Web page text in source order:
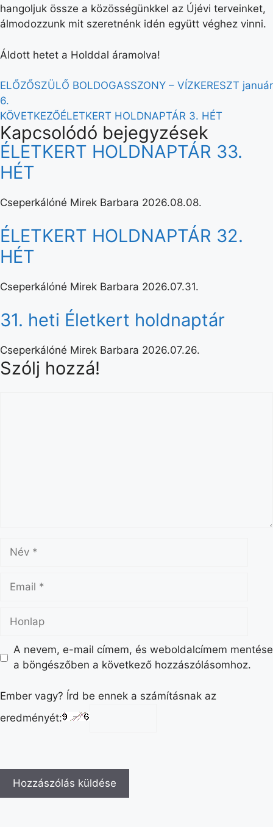
hangoljuk össze a közösségünkkel az Újévi terveinket,
álmodozzunk mit szeretnénk idén együtt véghez vinni.
Áldott hetet a Holddal áramolva!
ELŐZŐSZÜLŐ BOLDOGASSZONY – VÍZKERESZT január
6.
KÖVETKEZŐÉLETKERT HOLDNAPTÁR 3. HÉT
Kapcsolódó bejegyzések
ÉLETKERT HOLDNAPTÁR 33.
HÉT
Cseperkálóné Mirek Barbara 2026.08.08.
ÉLETKERT HOLDNAPTÁR 32.
HÉT
Cseperkálóné Mirek Barbara 2026.07.31.
31. heti Életkert holdnaptár
Cseperkálóné Mirek Barbara 2026.07.26.
Szólj hozzá!
A nevem, e-mail címem, és weboldalcímem mentése
a böngészőben a következő hozzászólásomhoz.
Ember vagy? Írd be ennek a számításnak az
eredményét: